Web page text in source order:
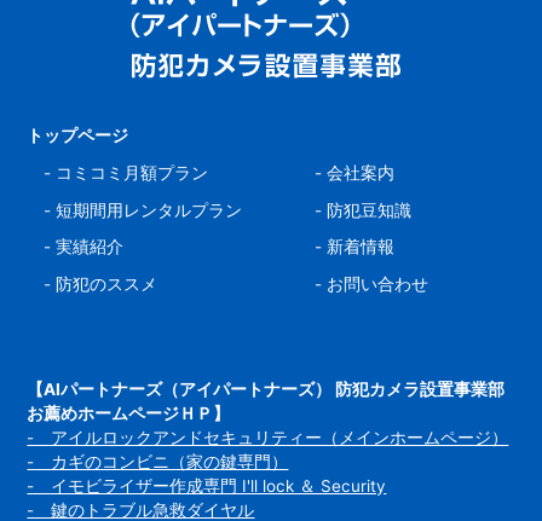
トップページ
- コミコミ月額プラン
-短期間用レンタルプラン
-実績紹介
- 防犯のススメ
-会社案内
- 防犯豆知識
- 新着情報
- お問い合わせ
【AIパートナーズ（アイパートナーズ） 防犯カメラ設置事業部
お薦めホームページＨＰ】
- アイルロックアンドセキュリティー（メインホームページ）
- カギのコンビニ（家の鍵専門）
- イモビライザー作成専門 I'll lock ＆ Security
- 鍵のトラブル急救ダイヤル